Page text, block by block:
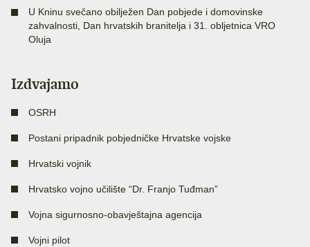
U Kninu svečano obilježen Dan pobjede i domovinske
zahvalnosti, Dan hrvatskih branitelja i 31. obljetnica VRO
Oluja
Izdvajamo
OSRH
Postani pripadnik pobjedničke Hrvatske vojske
Hrvatski vojnik
Hrvatsko vojno učilište “Dr. Franjo Tuđman”
Vojna sigurnosno-obavještajna agencija
Vojni pilot